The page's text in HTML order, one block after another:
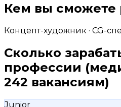
Кем вы сможете
Концепт-художник · CG-
Сколько
профессии
242 вакансиям)
Junior